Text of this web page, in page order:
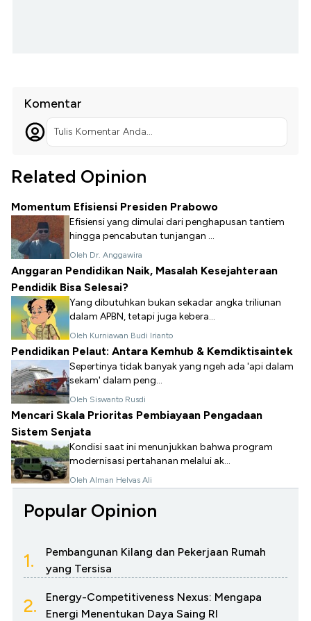
Komentar
Tulis Komentar Anda...
Related Opinion
Momentum Efisiensi Presiden Prabowo
Efisiensi yang dimulai dari penghapusan tantiem
hingga pencabutan tunjangan ...
Oleh Dr. Anggawira
Anggaran Pendidikan Naik, Masalah Kesejahteraan
Pendidik Bisa Selesai?
Yang dibutuhkan bukan sekadar angka triliunan
dalam APBN, tetapi juga kebera...
Oleh Kurniawan Budi Irianto
Pendidikan Pelaut: Antara Kemhub & Kemdiktisaintek
Sepertinya tidak banyak yang ngeh ada 'api dalam
sekam' dalam peng...
Oleh Siswanto Rusdi
Mencari Skala Prioritas Pembiayaan Pengadaan
Sistem Senjata
Kondisi saat ini menunjukkan bahwa program
modernisasi pertahanan melalui ak...
Oleh Alman Helvas Ali
Popular Opinion
1.
Pembangunan Kilang dan Pekerjaan Rumah
yang Tersisa
2.
Energy-Competitiveness Nexus: Mengapa
Energi Menentukan Daya Saing RI